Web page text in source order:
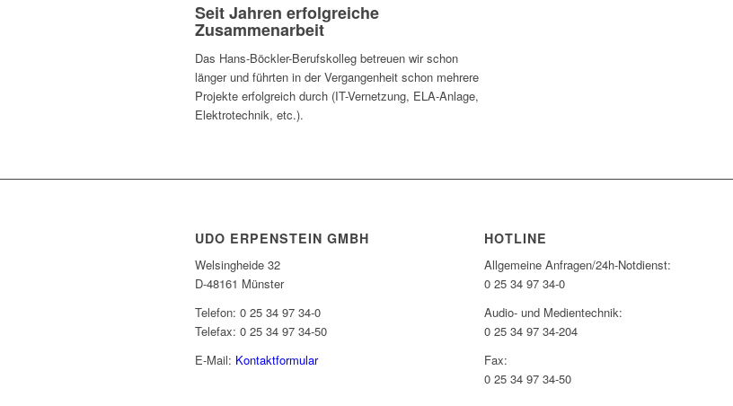
Seit Jahren erfolgreiche
Zusammenarbeit
Das Hans-Böckler-Berufskolleg betreuen wir schon
länger und führten in der Vergangenheit schon mehrere
Projekte erfolgreich durch (IT-Vernetzung, ELA-Anlage,
Elektrotechnik, etc.).
UDO ERPENSTEIN GMBH
Welsingheide 32
D-48161 Münster
Telefon: 0 25 34 97 34-0
Telefax: 0 25 34 97 34-50
E-Mail: Kontaktformular
HOTLINE
Allgemeine Anfragen/24h-Notdienst:
0 25 34 97 34-0
Audio- und Medientechnik:
0 25 34 97 34-204
Fax:
0 25 34 97 34-50